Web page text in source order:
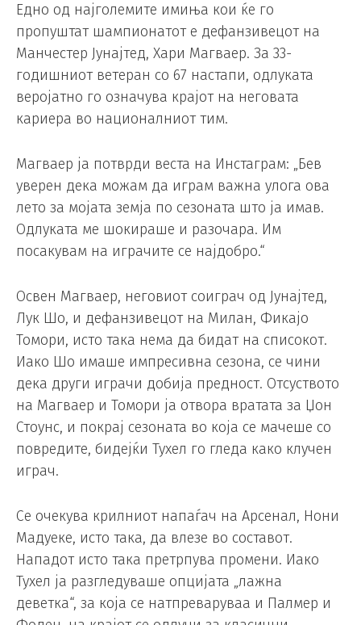
Едно од најголемите имиња кои ќе го
пропуштат шампионатот е дефанзивецот на
Манчестер Јунајтед, Хари Магваер. За 33-
годишниот ветеран со 67 настапи, одлуката
веројатно го означува крајот на неговата
кариера во националниот тим.
Магваер ја потврди веста на Инстаграм: „Бев
уверен дека можам да играм важна улога ова
лето за мојата земја по сезоната што ја имав.
Одлуката ме шокираше и разочара. Им
посакувам на играчите се најдобро.“
Освен Магваер, неговиот соиграч од Јунајтед,
Лук Шо, и дефанзивецот на Милан, Фикајо
Томори, исто така нема да бидат на списокот.
Иако Шо имаше импресивна сезона, се чини
дека други играчи добија предност. Отсуството
на Магваер и Томори ја отвора вратата за Џон
Стоунс, и покрај сезоната во која се мачеше со
повредите, бидејќи Тухел го гледа како клучен
играч.
Се очекува крилниот напаѓач на Арсенал, Нони
Мадуеке, исто така, да влезе во составот.
Нападот исто така претрпува промени. Иако
Тухел ја разгледуваше опцијата „лажна
деветка“, за која се натпреваруваа и Палмер и